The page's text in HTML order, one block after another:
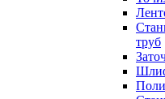
труб